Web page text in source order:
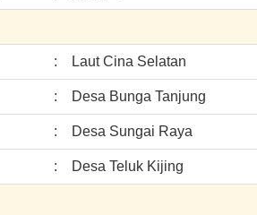
: Laut Cina Selatan
: Desa Bunga Tanjung
: Desa Sungai Raya
: Desa Teluk Kijing